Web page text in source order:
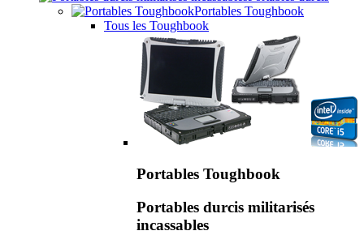
Portables Toughbook
Tous les Toughbook
Portables Toughbook
Portables durcis militarisés
incassables